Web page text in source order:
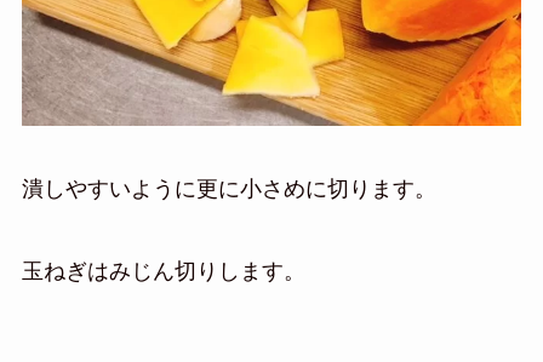
潰しやすいように更に小さめに切ります。
玉ねぎはみじん切りします。